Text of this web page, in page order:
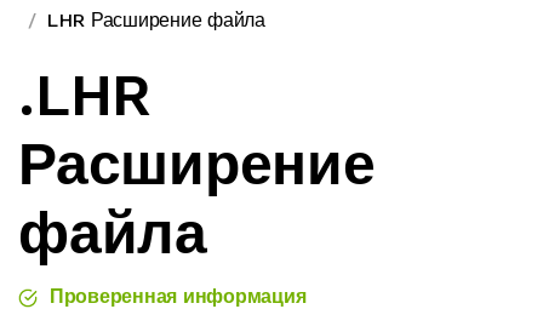
LHR Расширение файла
.LHR
Расширение
файла
Проверенная информация